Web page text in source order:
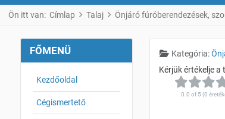
Ön itt van: Címlap Talaj Önjáró fúróberendezések,
FŐMENÜ
Kezdőoldal
Cégismertető
Részletek
Kategória:
0.0 of 5 (0